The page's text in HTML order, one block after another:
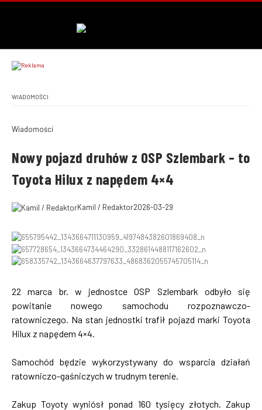
WIADOMOŚCI
Wiadomości
Nowy pojazd druhów z OSP Szlembark – to
Toyota Hilux z napędem 4×4
Kamil / Redaktor2026-03-29
22 marca br. w jednostce OSP Szlembark odbyło się
powitanie nowego samochodu rozpoznawczo-
ratowniczego. Na stan jednostki trafił pojazd marki Toyota
Hilux z napędem 4×4.
Samochód będzie wykorzystywany do wsparcia działań
ratowniczo-gaśniczych w trudnym terenie.
Zakup Toyoty wyniósł ponad 160 tysięcy złotych. Zakup